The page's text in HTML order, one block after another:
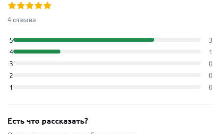
4 отзыва
5
3
4
1
3
0
2
0
1
0
Есть что рассказать?